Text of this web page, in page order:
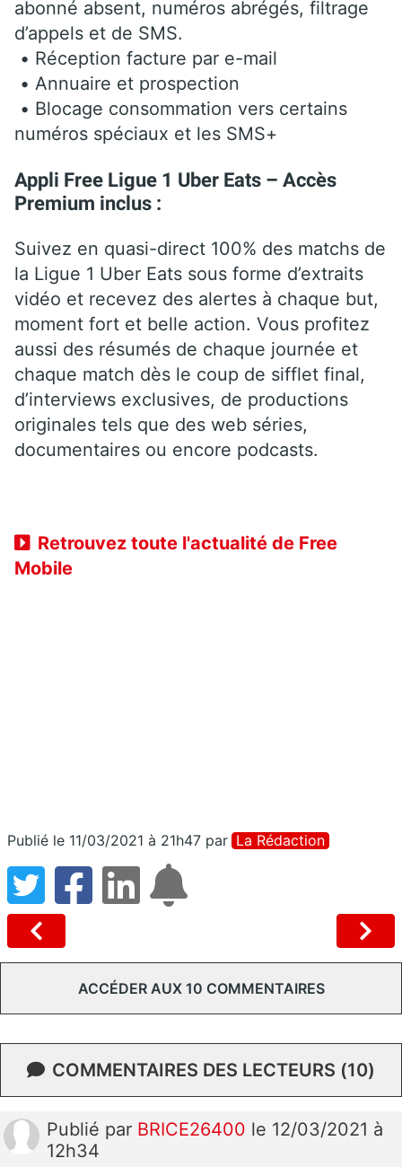
abonné absent, numéros abrégés, filtrage
d’appels et de SMS.
• Réception facture par e-mail
• Annuaire et prospection
• Blocage consommation vers certains
numéros spéciaux et les SMS+
Appli Free Ligue 1 Uber Eats – Accès
Premium inclus :
Suivez en quasi-direct 100% des matchs de
la Ligue 1 Uber Eats sous forme d’extraits
vidéo et recevez des alertes à chaque but,
moment fort et belle action. Vous profitez
aussi des résumés de chaque journée et
chaque match dès le coup de sifflet final,
d’interviews exclusives, de productions
originales tels que des web séries,
documentaires ou encore podcasts.
Retrouvez toute l'actualité de Free
Mobile
Publié le 11/03/2021 à 21h47 par La Rédaction
ACCÉDER AUX 10 COMMENTAIRES
COMMENTAIRES DES LECTEURS (10)
Publié par BRICE26400 le 12/03/2021 à
12h34